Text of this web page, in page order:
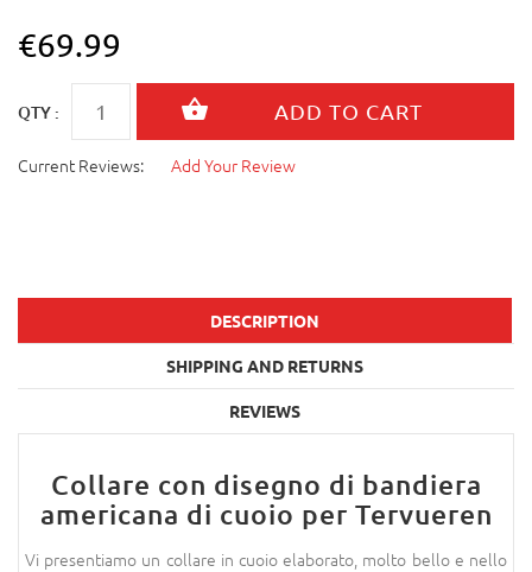
€69.99
QTY :
Current Reviews: Add Your Review
DESCRIPTION
SHIPPING AND RETURNS
REVIEWS
Collare con disegno di bandiera
americana di cuoio per Tervueren
Vi presentiamo un collare in cuoio elaborato, molto bello e nello